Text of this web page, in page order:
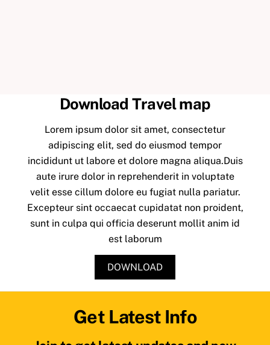
Download Travel map
Lorem ipsum dolor sit amet, consectetur
adipiscing elit, sed do eiusmod tempor
incididunt ut labore et dolore magna aliqua.Duis
aute irure dolor in reprehenderit in voluptate
velit esse cillum dolore eu fugiat nulla pariatur.
Excepteur sint occaecat cupidatat non proident,
sunt in culpa qui officia deserunt mollit anim id
est laborum
DOWNLOAD
Get Latest Info